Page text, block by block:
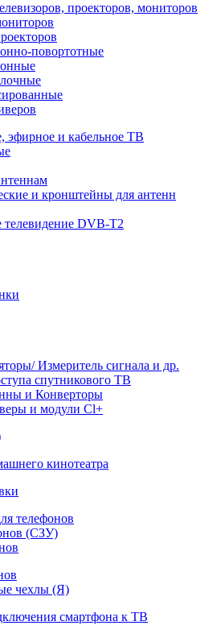
проекторов, мониторов
повортотные
и кабельное ТВ
и кронштейны для антенн
DVB-Т2
Измеритель сигнала и др.
спутникового ТВ
и Конверторы
и модули Cl+
кинотеатра
телефонов
(СЗУ)
чехлы (Я)
смартфона к ТВ